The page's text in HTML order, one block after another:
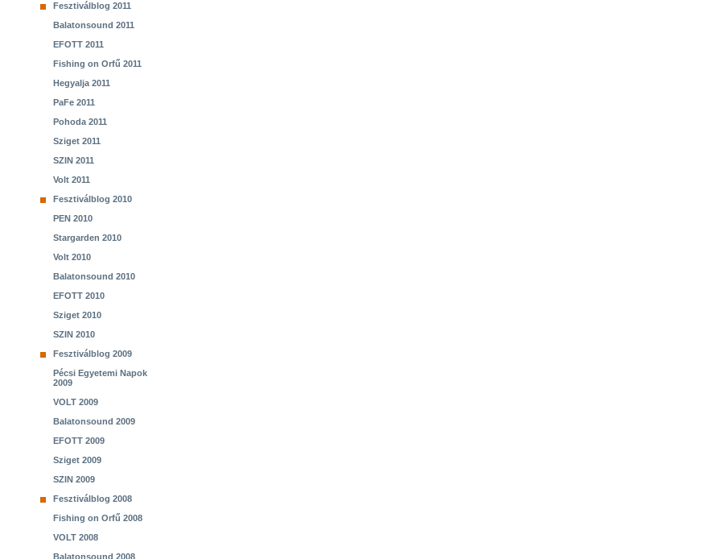
Fesztiválblog 2011
Balatonsound 2011
EFOTT 2011
Fishing on Orfű 2011
Hegyalja 2011
PaFe 2011
Pohoda 2011
Sziget 2011
SZIN 2011
Volt 2011
Fesztiválblog 2010
PEN 2010
Stargarden 2010
Volt 2010
Balatonsound 2010
EFOTT 2010
Sziget 2010
SZIN 2010
Fesztiválblog 2009
Pécsi Egyetemi Napok
2009
VOLT 2009
Balatonsound 2009
EFOTT 2009
Sziget 2009
SZIN 2009
Fesztiválblog 2008
Fishing on Orfű 2008
VOLT 2008
Balatonsound 2008